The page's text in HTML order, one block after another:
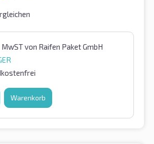
MwSTvon Raifen Paket GmbH
Warenkorb